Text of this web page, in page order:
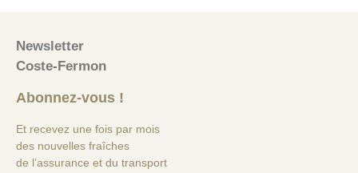
Newsletter
Coste-Fermon
Abonnez-vous !
Et recevez une fois par mois
des nouvelles fraîches
de l’assurance et du transport